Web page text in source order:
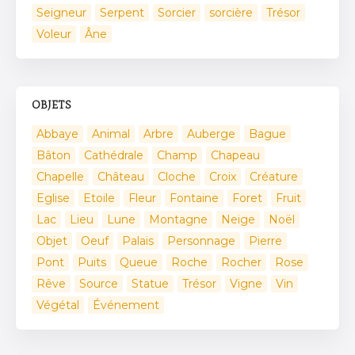
Seigneur
Serpent Sorcier sorcière
Trésor
Voleur
Âne
OBJETS
Abbaye Animal Arbre Auberge
Bague
Bâton
Cathédrale Champ
Chapeau
Chapelle
Château Cloche Croix
Créature
Eglise
Etoile Fleur Fontaine Foret
Fruit
Lac
Lieu Lune Montagne Neige
Noël
Objet
Oeuf Palais Personnage
Pierre
Pont
Puits Queue Roche Rocher
Rose
Rêve
Source Statue Trésor Vigne
Vin
Végétal
Événement